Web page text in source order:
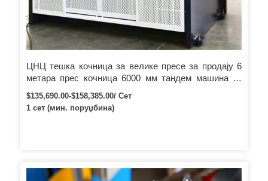
ЦНЦ тешка кочница за велике пресе за продају 6
метара прес кочница 6000 мм тандем машина за
савијање
$135,690.00-$158,385.00/ Сет
1 сет (мин. поруџбина)